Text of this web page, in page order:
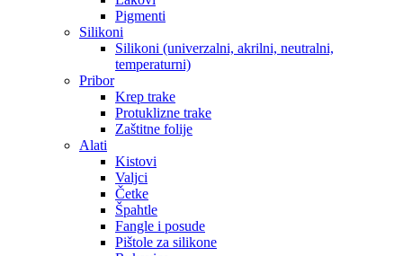
Pigmenti
Silikoni
Silikoni (univerzalni, akrilni, neutralni,
temperaturni)
Pribor
Krep trake
Protuklizne trake
Zaštitne folije
Alati
Kistovi
Valjci
Četke
Špahtle
Fangle i posude
Pištole za silikone